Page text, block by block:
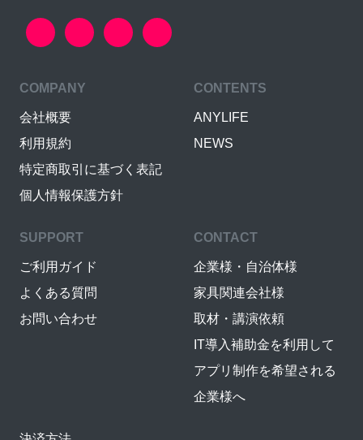
COMPANY
会社概要
利用規約
特定商取引に基づく表記
個人情報保護方針
CONTENTS
ANYLIFE
NEWS
SUPPORT
ご利用ガイド
よくある質問
お問い合わせ
CONTACT
企業様・自治体様
家具関連会社様
取材・講演依頼
IT導入補助金を利用して
アプリ制作を希望される
企業様へ